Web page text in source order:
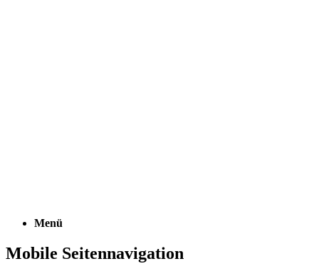
Menü
Mobile Seitennavigation